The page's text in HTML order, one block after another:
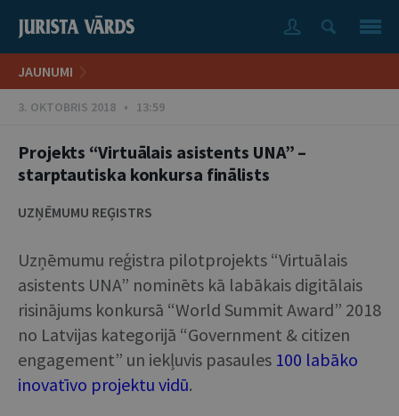
JAUNUMI
3. OKTOBRIS 2018 • 13:59
Projekts “Virtuālais asistents UNA” –
starptautiska konkursa finālists
UZŅĒMUMU REĢISTRS
Uzņēmumu reģistra pilotprojekts “Virtuālais
asistents UNA” nominēts kā labākais digitālais
risinājums konkursā “World Summit Award” 2018
no Latvijas kategorijā “Government & citizen
engagement” un iekļuvis pasaules 100 labāko
inovatīvo projektu vidū.